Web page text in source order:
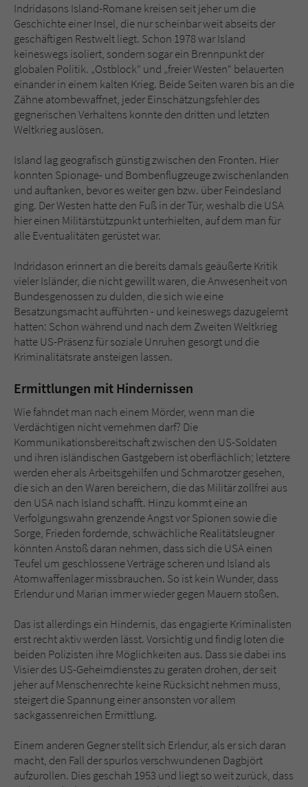
Indridasons Island-Romane kreisen seit jeher um die
Geschichte einer Insel, die nur scheinbar weit abseits der
geschäftigen Restwelt liegt. Schon 1978 war Island
keineswegs isoliert, sondern sogar ein Brennpunkt der
globalen Politik. „Ostblock“ und „freier Westen“ belauerten
einander in einem kalten Krieg. Beide Seiten waren bis an die
Zähne atombewaffnet, jeder Einschätzungsfehler des
gegnerischen Verhaltens konnte den dritten und letzten
Weltkrieg auslösen.
Island lag geografisch günstig zwischen den Fronten. Hier
konnten Spionage- und Bombenflugzeuge zwischenlanden
und auftanken, bevor es weiter gen bzw. über Feindesland
ging. Der Westen hatte den Fuß in der Tür, weshalb die USA
hier einen Militärstützpunkt unterhielten, auf dem man für
alle Eventualitäten gerüstet war.
Indridason erinnert an die bereits damals geäußerte Kritik
vieler Isländer, die nicht gewillt waren, die Anwesenheit von
Bundesgenossen zu dulden, die sich wie eine
Besatzungsmacht aufführten - und keineswegs dazugelernt
hatten: Schon während und nach dem Zweiten Weltkrieg
hatte US-Präsenz für soziale Unruhen gesorgt und die
Kriminalitätsrate ansteigen lassen.
Ermittlungen mit Hindernissen
Wie fahndet man nach einem Mörder, wenn man die
Verdächtigen nicht vernehmen darf? Die
Kommunikationsbereitschaft zwischen den US-Soldaten
und ihren isländischen Gastgebern ist oberflächlich; letztere
werden eher als Arbeitsgehilfen und Schmarotzer gesehen,
die sich an den Waren bereichern, die das Militär zollfrei aus
den USA nach Island schafft. Hinzu kommt eine an
Verfolgungswahn grenzende Angst vor Spionen sowie die
Sorge, Frieden fordernde, schwächliche Realitätsleugner
könnten Anstoß daran nehmen, dass sich die USA einen
Teufel um geschlossene Verträge scheren und Island als
Atomwaffenlager missbrauchen. So ist kein Wunder, dass
Erlendur und Marian immer wieder gegen Mauern stoßen.
Das ist allerdings ein Hindernis, das engagierte Kriminalisten
erst recht aktiv werden lässt. Vorsichtig und findig loten die
beiden Polizisten ihre Möglichkeiten aus. Dass sie dabei ins
Visier des US-Geheimdienstes zu geraten drohen, der seit
jeher auf Menschenrechte keine Rücksicht nehmen muss,
steigert die Spannung einer ansonsten vor allem
sackgassenreichen Ermittlung.
Einem anderen Gegner stellt sich Erlendur, als er sich daran
macht, den Fall der spurlos verschwundenen Dagbjört
aufzurollen. Dies geschah 1953 und liegt so weit zurück, dass